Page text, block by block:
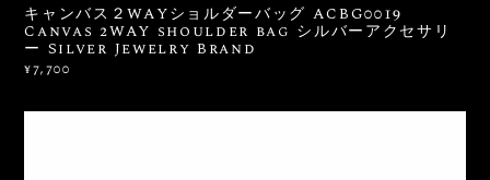
キャンバス２WAYショルダーバッグ ACBG0019
Canvas 2WAY shoulder bag シルバーアクセサリ
ー Silver Jewelry Brand
¥7,700